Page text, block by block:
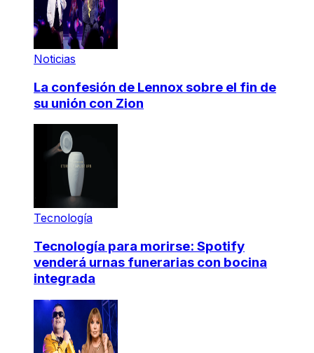
Noticias
La confesión de Lennox sobre el fin de
su unión con Zion
Tecnología
Tecnología para morirse: Spotify
venderá urnas funerarias con bocina
integrada